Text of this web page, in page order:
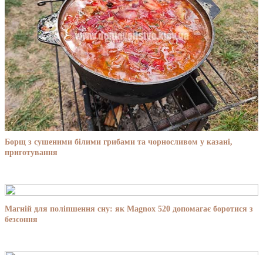
Борщ з сушеними білими грибами та чорносливом у казані,
приготування
Магній для поліпшення сну: як Magnox 520 допомагає боротися з
безсоння